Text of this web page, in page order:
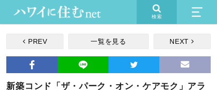
検索
PREV 一覧を見る NEXT
新築コンド「ザ・パーク・オン・ケアモク」アラ